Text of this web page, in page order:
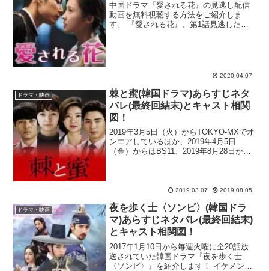
中国ドラマ『愛される花』の見逃し配信
動画を無料視聴する方法をご紹介しま
す。 『愛される花』、第1話見逃した
2020.04.07
ドラマ・映画
棘と蜜(韓国ドラマ)あらすじネタ
バレ(最終回結末)とキャスト相関
図！
2019年3月5日（火）からTOKYO-MXでオ
ンエアしているほか、2019年4月5日
（金）からはBS11、2019年8月28日から
2019.03.07 2019.08.05
ドラマ・映画
夜を歩く士〈ソンビ〉(韓国ドラ
マ)あらすじネタバレ(最終回結末)
とキャスト相関図！
2017年1月10日から毎週火曜に全20話放
送されていた韓国ドラマ『夜を歩く士
〈ソンビ〉』を紹介します！ イケメンが